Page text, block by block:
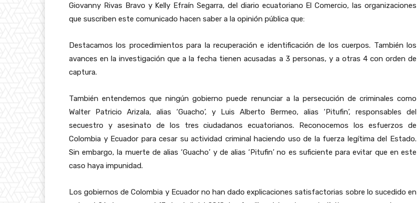
Giovanny Rivas Bravo y Kelly Efraín Segarra, del diario ecuatoriano El Comercio, las organizaciones
que suscriben este comunicado hacen saber a la opinión pública que:
Destacamos los procedimientos para la recuperación e identificación de los cuerpos. También los
avances en la investigación que a la fecha tienen acusadas a 3 personas, y a otras 4 con orden de
captura.
También entendemos que ningún gobierno puede renunciar a la persecución de criminales como
Walter Patricio Arizala, alias ‘Guacho’, y Luis Alberto Bermeo, alias ‘Pitufin’, responsables del
secuestro y asesinato de los tres ciudadanos ecuatorianos. Reconocemos los esfuerzos de
Colombia y Ecuador para cesar su actividad criminal haciendo uso de la fuerza legítima del Estado.
Sin embargo, la muerte de alias ‘Guacho’ y de alias ‘Pitufin’ no es suficiente para evitar que en este
caso haya impunidad.
Los gobiernos de Colombia y Ecuador no han dado explicaciones satisfactorias sobre lo sucedido en